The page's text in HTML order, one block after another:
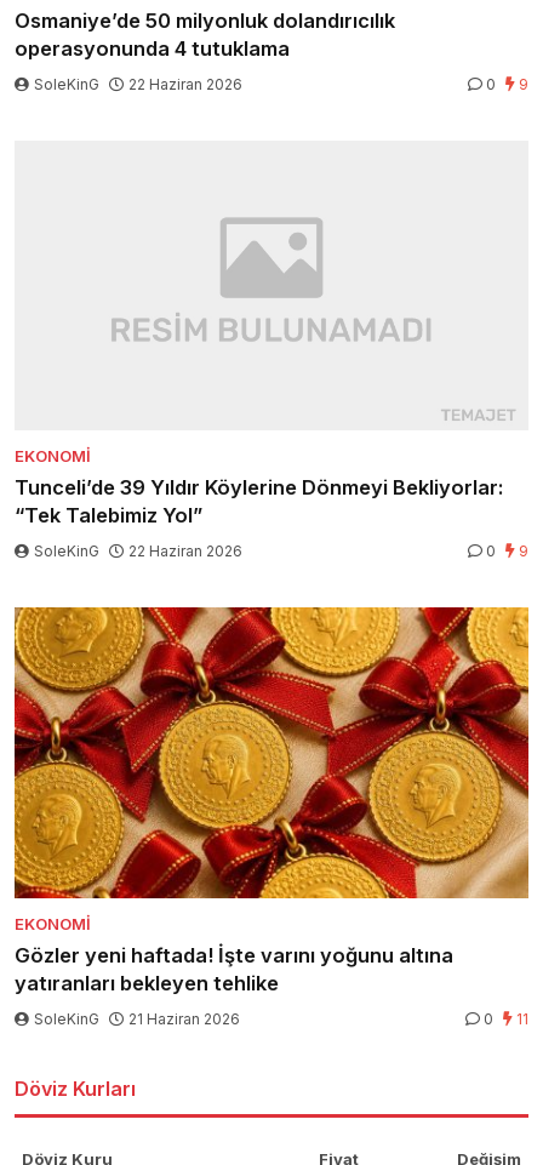
Osmaniye’de 50 milyonluk dolandırıcılık
operasyonunda 4 tutuklama
SoleKinG 22 Haziran 2026 0 9
EKONOMI
Tunceli’de 39 Yıldır Köylerine Dönmeyi Bekliyorlar:
“Tek Talebimiz Yol”
SoleKinG 22 Haziran 2026 0 9
EKONOMI
Gözler yeni haftada! İşte varını yoğunu altına
yatıranları bekleyen tehlike
SoleKinG 21 Haziran 2026 0 11
Döviz Kurları
Döviz Kuru Fiyat Değişim